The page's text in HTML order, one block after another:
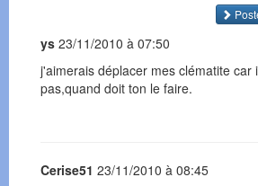
ys 23/11/2010 à 07:50
j'aimerais déplacer mes clématite car
pas,quand doit ton le faire.
Cerise51 23/11/2010 à 08:45